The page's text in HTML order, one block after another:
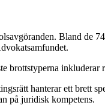
Bland de
brottstyperna inkluderar
hanterar ett brett
på juridisk kompetens.